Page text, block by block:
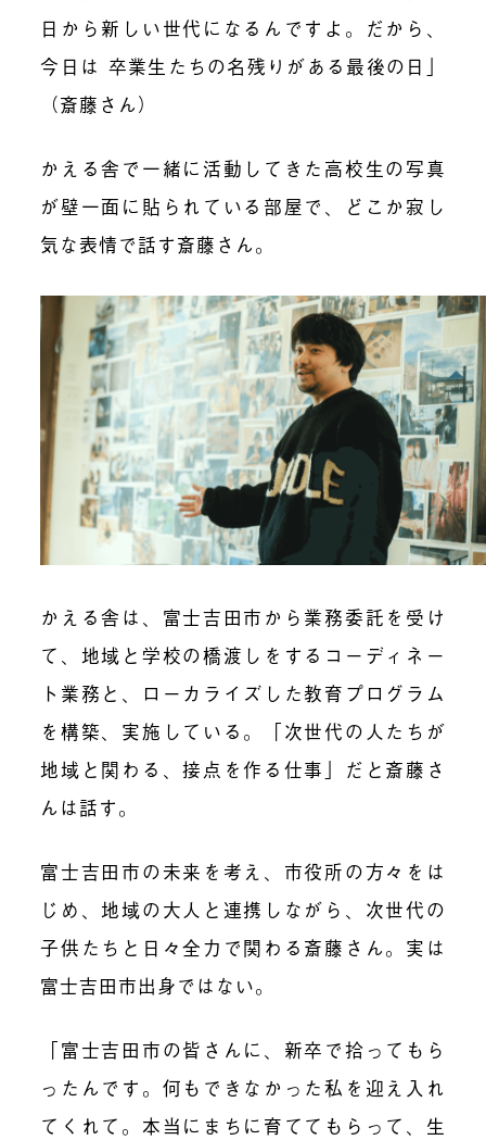
日から新しい世代になるんですよ。だから、
今日は 卒業生 たちの名残りがある最後の日」
（斎藤さん）
かえる舎で一緒に活動してきた高校生の写真
が壁一面に貼られている部屋で、どこか寂し
気な表情で話す斎藤さん。
かえる舎は、富士吉田市から業務委託を受け
て、地域と学校の橋渡しをするコーディネー
ト業務と、ローカライズした教育プログラム
を構築、実施している。「次世代の人たちが
地域と関わる、接点を作る仕事」だと斎藤さ
んは話す。
富士吉田市の未来を考え、市役所の方々をは
じめ、地域の大人と連携しながら、次世代の
子供たちと日々全力で関わる斎藤さん。実は
富士吉田市出身ではない。
「富士吉田市の皆さんに、新卒で拾ってもら
ったんです。何もできなかった私を迎え入れ
てくれて。本当にまちに育ててもらって、生